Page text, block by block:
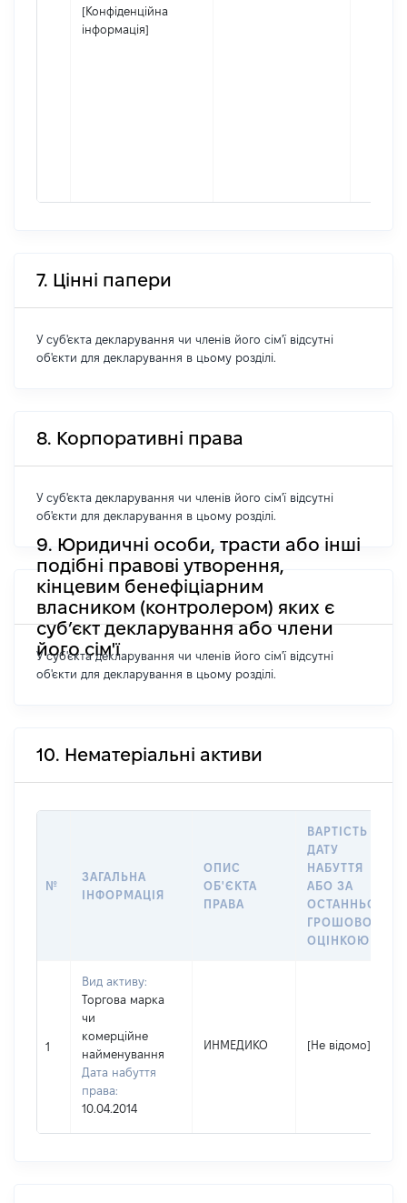
[Конфіденційна
інформація]
7. Цінні папери
У суб'єкта декларування чи членів його сім'ї відсутні
об'єкти для декларування в цьому розділі.
8. Корпоративні права
У суб'єкта декларування чи членів його сім'ї відсутні
об'єкти для декларування в цьому розділі.
9. Юридичні особи, трасти або інші
подібні правові утворення,
кінцевим бенефіціарним
власником (контролером) яких є
суб’єкт декларування або члени
його сім'ї
У суб'єкта декларування чи членів його сім'ї відсутні
об'єкти для декларування в цьому розділі.
10. Нематеріальні активи
№
ЗАГАЛЬНА
ІНФОРМАЦІЯ
ОПИС
ОБ'ЄКТА
ПРАВА
ВАРТІСТЬ НА
ДАТУ
НАБУТТЯ
АБО ЗА
ОСТАННЬОЮ
ГРОШОВОЮ
ОЦІНКОЮ
1
Вид активу:
Торгова марка
чи
комерційне
найменування
Дата набуття
права:
10.04.2014
ИНМЕДИКО [Не відомо]